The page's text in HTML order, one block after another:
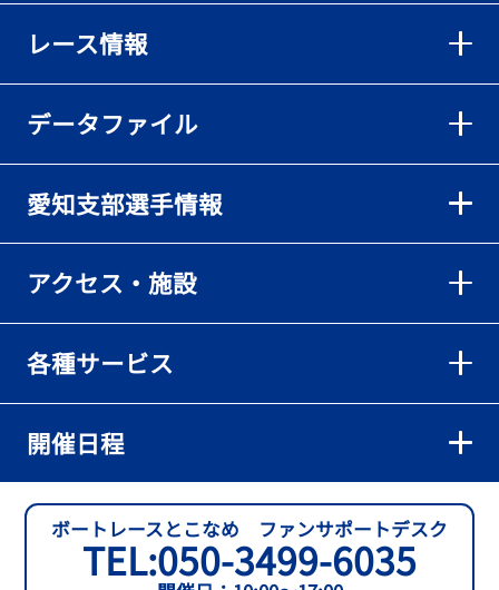
【ボートレース】島川海輝が逃げ切って準優勝負駆け成功、準優は
伸び意識の調整で／常滑 - 日刊スポーツ
【ボートレース】地元の荒木颯斗が有言実行の予選突破「そろそろ
2026年08月02日
【とこなめボート】出足抜群の篠原晟弥だが「叩き変える可能性も
ある」と思案顔
【とこなめボート】準優６枠の西川拓利は「チルトを跳ねる可能性
もあります」
2026年08月02日
レース情報
データファイル
愛知支部選手情報
アクセス・施設
各種サービス
開催日程
ボートレースとこなめ ファンサポートデスク
TEL:050-3499-6035